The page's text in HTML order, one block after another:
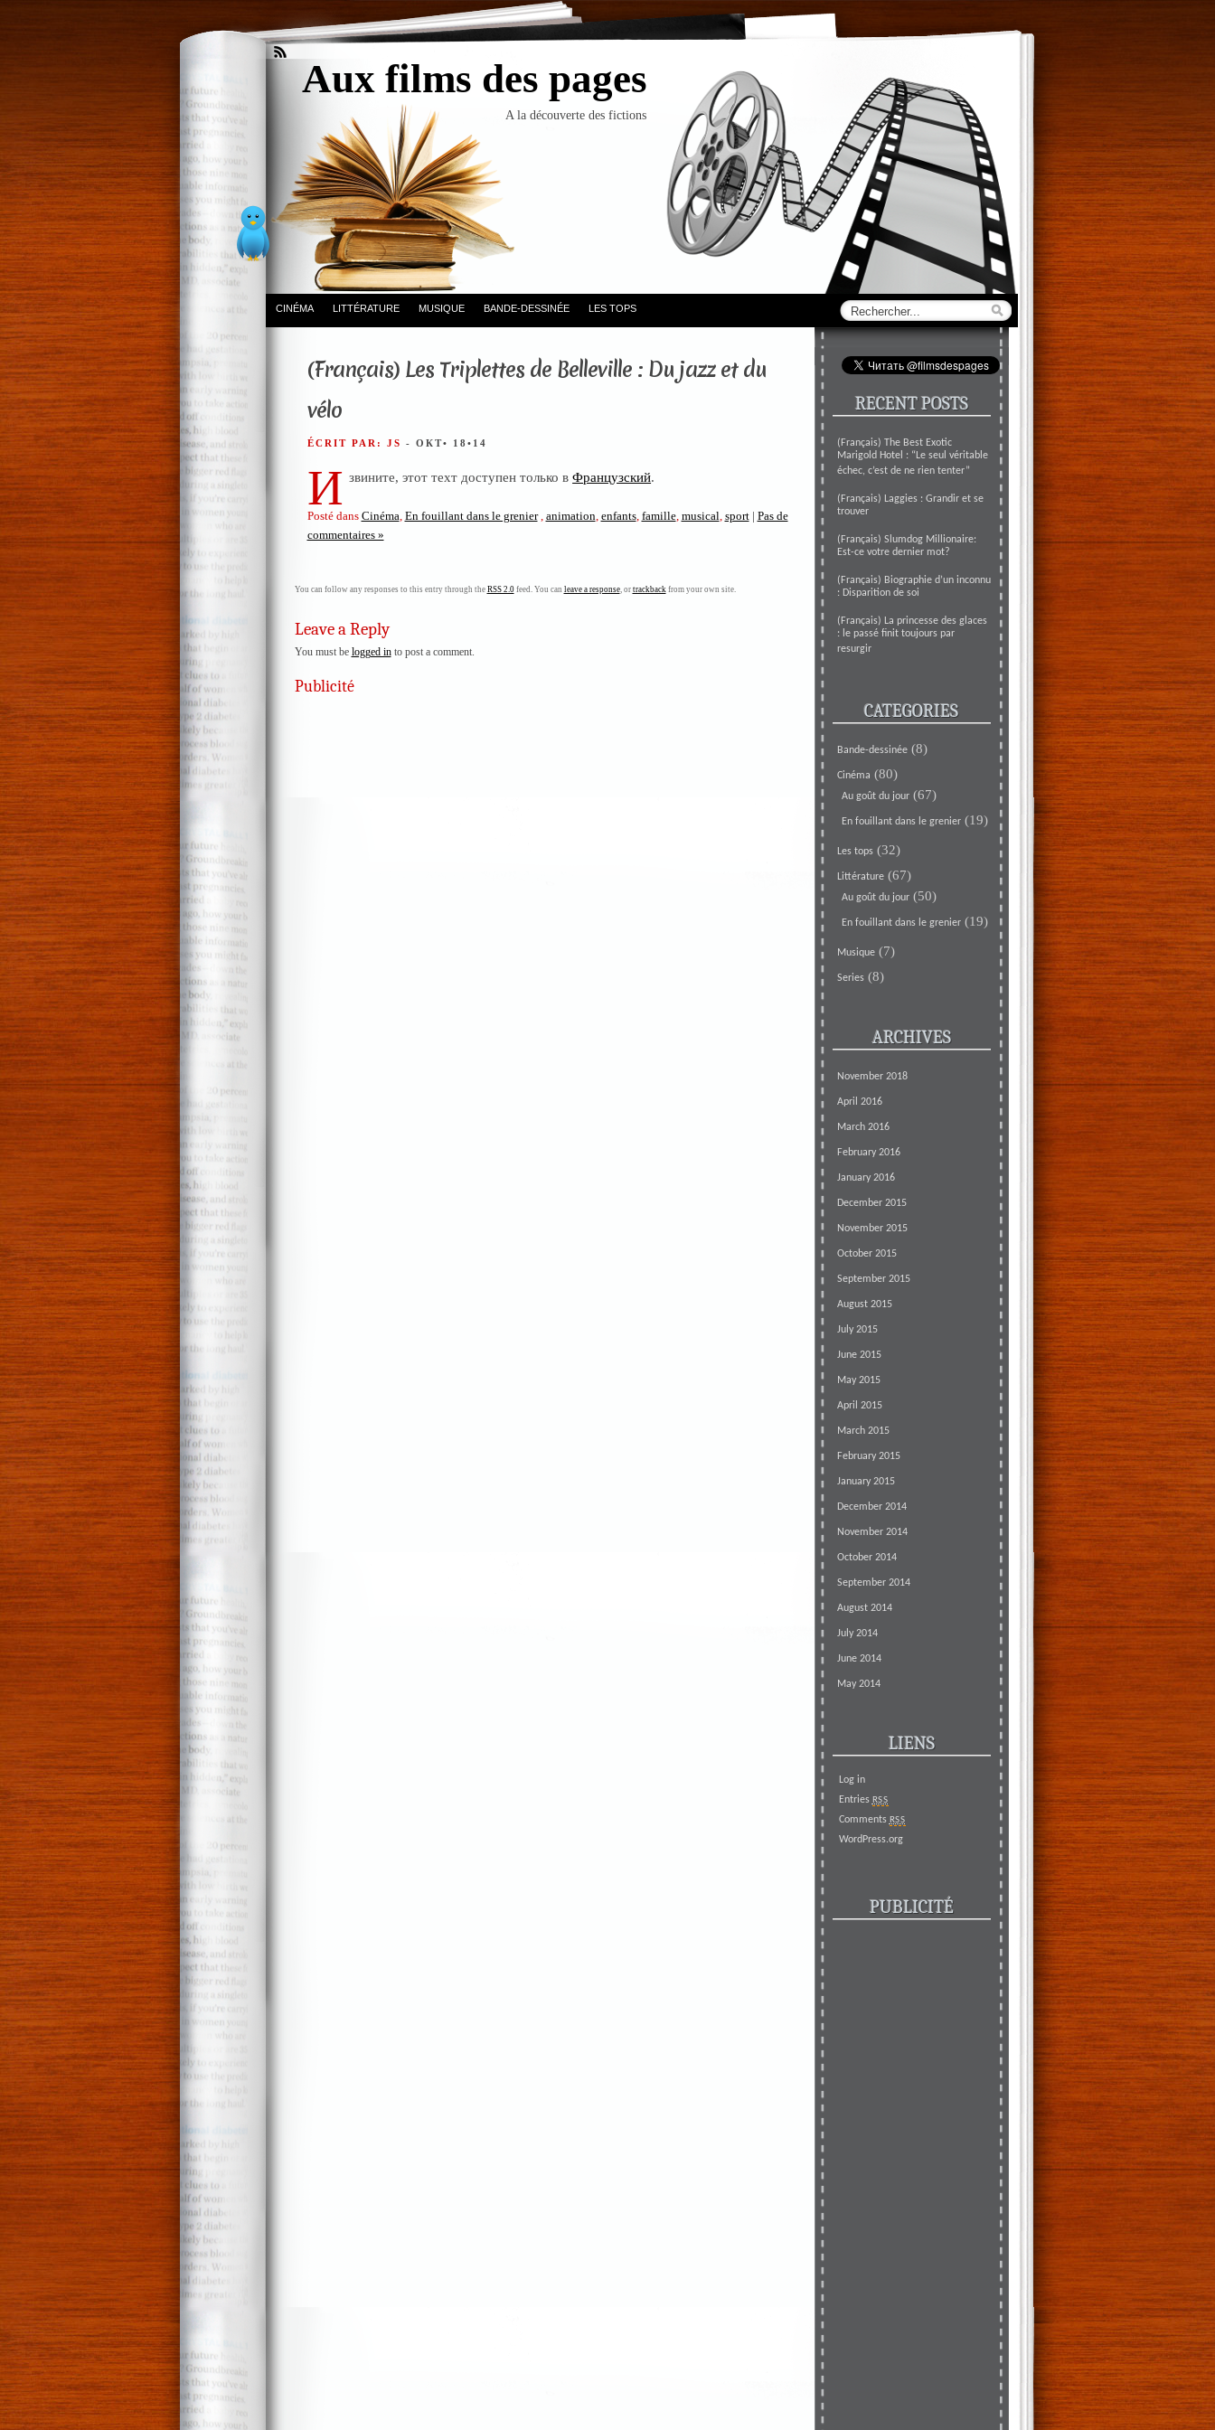
Aux films des pages
A la découverte des fictions
CINÉMA LITTÉRATURE MUSIQUE BANDE-DESSINÉE LES TOPS
(Français) Les Triplettes de Belleville : Du jazz et du
vélo
ÉCRIT PAR: JS - ОКТ• 18•14
И звините, этот техт доступен только вФранцузский.
Posté dans Cinéma, En fouillant dans le grenier, animation, enfants, famille, musical, sport | Pas de
commentaires »
You can follow any responses to this entry through the RSS 2.0feed. You can leave a response, or trackback from your own site.
Leave a Reply
You must be logged into post a comment.
Publicité
RECENT POSTS
(Français) The Best Exotic
Marigold Hotel : “Le seul véritable
échec, c’est de ne rien tenter”
(Français) Laggies : Grandir et se
trouver
(Français) Slumdog Millionaire:
Est-ce votre dernier mot?
(Français) Biographie d’un inconnu
: Disparition de soi
(Français) La princesse des glaces
: le passé finit toujours par
resurgir
CATEGORIES
Bande-dessinée(8)
Cinéma (80)
Au goût du jour(67)
En fouillant dans le grenier(19)
Les tops(32)
Littérature(67)
Au goût du jour(50)
En fouillant dans le grenier(19)
Musique(7)
Series(8)
ARCHIVES
November 2018
April 2016
March 2016
February 2016
January 2016
December 2015
November 2015
October 2015
September 2015
August 2015
July 2015
June 2015
May 2015
April 2015
March 2015
February 2015
January 2015
December 2014
November 2014
October 2014
September 2014
August 2014
July 2014
June 2014
May 2014
LIENS
Log in
Entries RSS
Comments RSS
WordPress.org
PUBLICITÉ